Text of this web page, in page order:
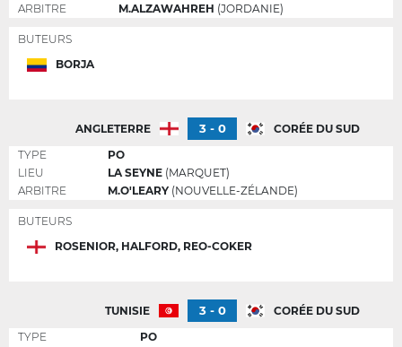
ARBITRE
M.ALZAWAHREH (JORDANIE)
BUTEURS
BORJA
ANGLETERRE 3 - 0
CORÉE DU SUD
TYPE
PO
LIEU
LA SEYNE (MARQUET)
ARBITRE
M.O'LEARY (NOUVELLE-ZÉLANDE)
BUTEURS
ROSENIOR, HALFORD, REO-COKER
TUNISIE 3 - 0
CORÉE DU SUD
TYPE
PO